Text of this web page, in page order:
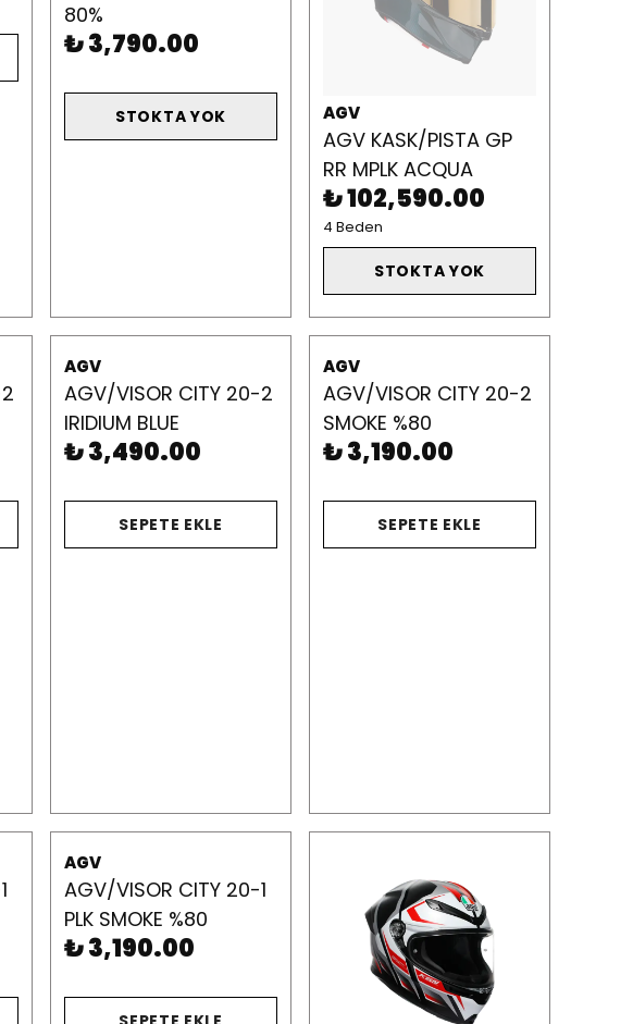
80%
₺ 3,790.00
STOKTA YOK AGV
AGV KASK/PISTA GP
RR MPLK ACQUA
₺ 102,590.00
4 Beden
STOKTA YOK
AGV
AGV/VISOR CITY 20-2
IRIDIUM BLUE
₺ 3,490.00
SEPETE EKLE
AGV
AGV/VISOR CITY 20-2
SMOKE %80
₺ 3,190.00
SEPETE EKLE
AGV
AGV/VISOR CITY 20-1
PLK SMOKE %80
₺ 3,190.00